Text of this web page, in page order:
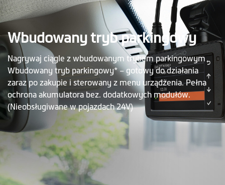
Wbudowany tryb parkingowy
Nagrywaj ciągle z wbudowanym trybem parkingowym
Wbudowany tryb parkingowy* – gotowy do działania
zaraz po zakupie i sterowany z menu urządzenia. Pełna
ochrona akumulatora bez. dodatkowych modułów.
(Nieobsługiwane w pojazdach 24V)